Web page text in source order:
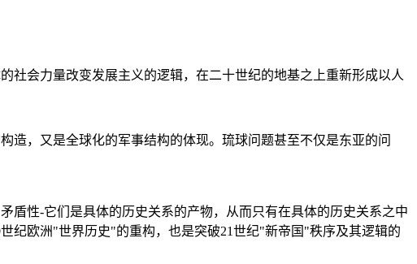
社会力量改变发展主义的逻辑，在二十世纪的地基之上重新形成以人
造，又是全球化的军事结构的体现。琉球问题甚至不仅是东亚的问
盾性-它们是具体的历史关系的产物，从而只有在具体的历史关系之中
纪欧洲"世界历史"的重构，也是突破21世纪"新帝国"秩序及其逻辑的